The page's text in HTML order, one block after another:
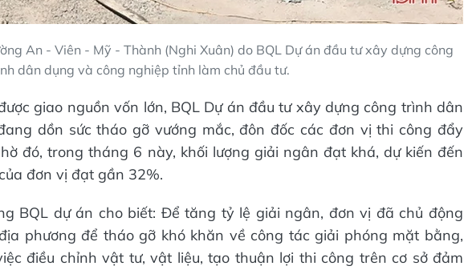
An - Viên - Mỹ - Thành (Nghi Xuân) do BQL Dự án đầu tư xây dựng công
dân dụng và công nghiệp tỉnh làm chủ đầu tư.
giao nguồn vốn lớn, BQL Dự án đầu tư xây dựng công trình dân
dồn sức tháo gỡ vướng mắc, đôn đốc các đơn vị thi công đẩy
đó, trong tháng 6 này, khối lượng giải ngân đạt khá, dự kiến đến
đơn vị đạt gần 32%.
BQL dự án cho biết: Để tăng tỷ lệ giải ngân, đơn vị đã chủ động
phương để tháo gỡ khó khăn về công tác giải phóng mặt bằng,
điều chỉnh vật tư, vật liệu, tạo thuận lợi thi công trên cơ sở đảm